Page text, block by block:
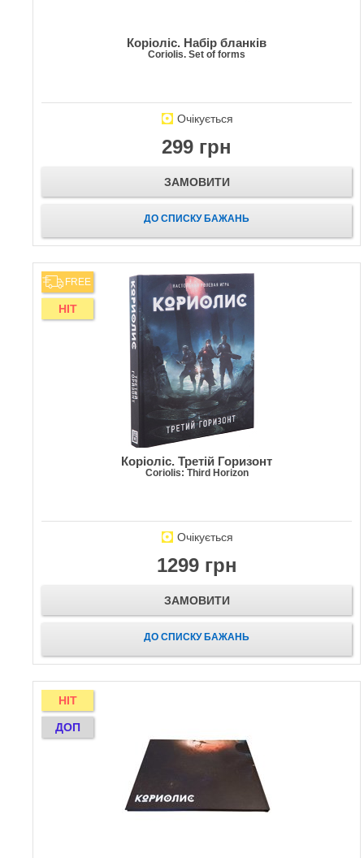
Коріоліс. Набір бланків
Coriolis. Set of forms
Очікується
299 грн
ЗАМОВИТИ
ДО СПИСКУ БАЖАНЬ
FREE
HIT
Коріоліс. Третій Горизонт
Coriolis: Third Horizon
Очікується
1299 грн
ЗАМОВИТИ
ДО СПИСКУ БАЖАНЬ
HIT
ДОП